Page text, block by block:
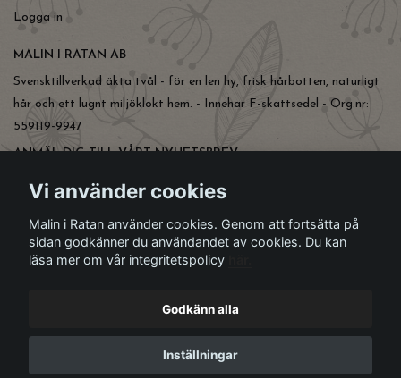
Logga in
MALIN I RATAN AB
Svensktillverkad äkta tvål - för en len hy, frisk hårbotten, naturligt
hår och ett lugnt miljöklokt hem. - Innehar F-skattsedel - Org.nr:
559119-9947
ANMÄL DIG TILL VÅRT NYHETSBREV
© Copyright Malin i Ratan
Vi använder cookies
Malin i Ratan använder cookies. Genom att fortsätta på
sidan godkänner du användandet av cookies. Du kan
läsa mer om vår integritetspolicy
Godkänn alla
Inställningar